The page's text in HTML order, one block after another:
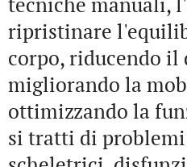
ripristinare
corpo, riducendo il
migliorando la
ottimizzando la
si tratti di